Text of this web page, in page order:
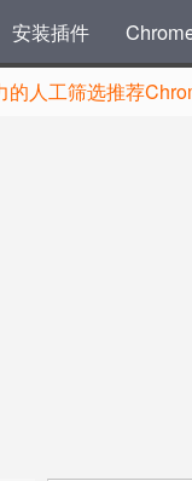
安装插件
人工筛选推荐